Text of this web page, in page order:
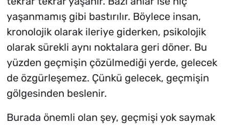
yaşanmamış gibi bastırılır. Böylece insan,
kronolojik olarak ileriye giderken, psikolojik
olarak sürekli aynı noktalara geri döner. Bu
yüzden geçmişin çözülmediği yerde, gelecek
de özgürleşemez. Çünkü gelecek, geçmişin
gölgesinden beslenir.
Burada önemli olan şey, geçmişi yok saymak